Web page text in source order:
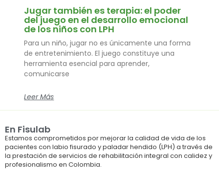
Jugar también es terapia: el poder
del juego en el desarrollo emocional
de los niños con LPH
Para un niño, jugar no es únicamente una forma
de entretenimiento. El juego constituye una
herramienta esencial para aprender,
comunicarse
Leer Más
En Fisulab
Estamos comprometidos por mejorar la calidad de vida de los
pacientes con labio fisurado y paladar hendido (LPH) a través de
la prestación de servicios de rehabilitación integral con calidez y
profesionalismo en Colombia.